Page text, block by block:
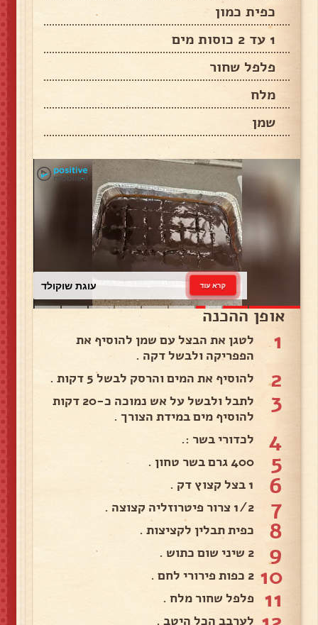
כפית כמון
1 עד 2 כוסות מים
פלפל שחור
מלח
שמן
עוגת שוקולד קרא עוד
אופן ההכנה
1
לטגן את הבצל עם שמן להוסיף את
הפפריקה ולבשל דקה .
2 להוסיף את המים והרסק לבשל 5 דקות .
3
לתבל ולבשל על אש נמוכה כ-20 דקות
להוסיף מים במידת הצורך .
4 לכדורי בשר :.
5 400 גרם בשר טחון .
6 1 בצל קצוץ דק .
7 1/2 צרור פיטרוזליה קצוצה .
8 כפית תבלין לקציצות .
9 2 שיני שום כתוש .
10 2 כפות פירורי לחם .
11 פלפל שחור מלח .
לערבב הכל היטב .